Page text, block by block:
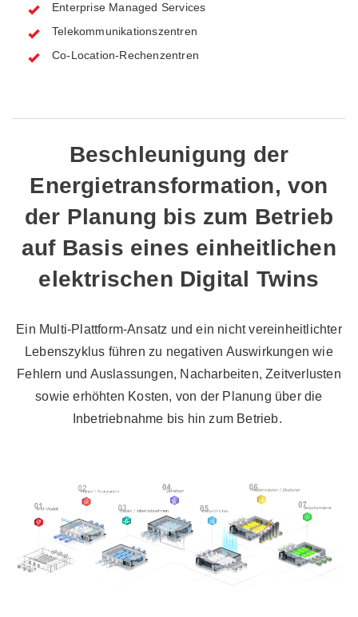
Enterprise Managed Services
Telekommunikationszentren
Co-Location-Rechenzentren
Beschleunigung der
Energietransformation, von
der Planung bis zum Betrieb
auf Basis eines einheitlichen
elektrischen Digital Twins
Ein Multi-Plattform-Ansatz und ein nicht vereinheitlichter
Lebenszyklus führen zu negativen Auswirkungen wie
Fehlern und Auslassungen, Nacharbeiten, Zeitverlusten
sowie erhöhten Kosten, von der Planung über die
Inbetriebnahme bis hin zum Betrieb.